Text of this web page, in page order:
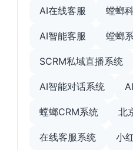
AI在线客服 螳螂
AI智能客服 螳螂
SCRM私域直播系统
AI智能对话系统
螳螂CRM系统 北
在线客服系统 小